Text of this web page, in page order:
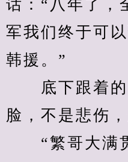
话：“八年了，
军我们终于可
韩援。”
底下跟着的
脸，不是悲伤
“繁哥大满贯